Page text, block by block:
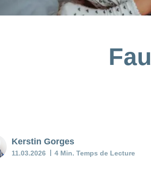
Kerstin Gorges
11.03.2026 4 Min. Temps de Lecture